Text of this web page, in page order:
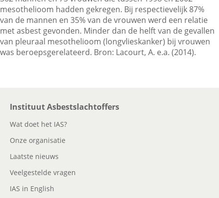
Contactgegevens
mesothelioom hadden gekregen. Bij respectievelijk 87%
van de mannen en 35% van de vrouwen werd een relatie
met asbest gevonden. Minder dan de helft van de gevallen
van pleuraal mesothelioom (longvlieskanker) bij vrouwen
was beroepsgerelateerd. Bron: Lacourt, A. e.a. (2014).
Instituut Asbestslachtoffers
Wat doet het IAS?
Onze organisatie
Laatste nieuws
Veelgestelde vragen
IAS in English